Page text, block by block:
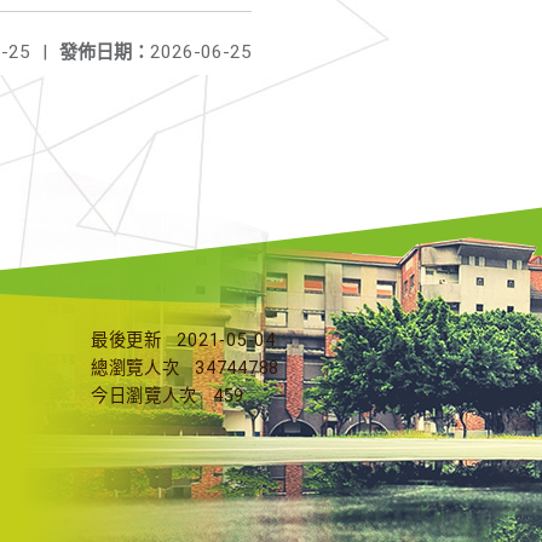
發佈日期： 2026-06-25
25 |
最後更新
2021-05-04
總瀏覽人次
34744788
今日瀏覽人次
459